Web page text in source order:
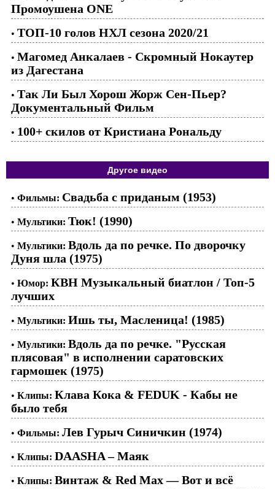
Промоушена ONE
• ТОП-10 голов НХЛ сезона 2020/21
• Магомед Анкалаев - Скромный Нокаутер
из Дагестана
• Так Ли Был Хорош Жорж Сен-Пьер?
Документальный Фильм
• 100+ скилов от Кристиана Рональду
Другое видео
• Фильмы: Свадьба с приданым (1953)
• Мультики: Тюк! (1990)
• Мультики: Вдоль да по речке. По дворочку
Дуня шла (1975)
• Юмор: КВН Музыкальный биатлон / Топ-5
лучших
• Мультики: Ишь ты, Масленица! (1985)
• Мультики: Вдоль да по речке. "Русская
плясовая" в исполнении саратовских
гармошек (1975)
• Клипы: Клава Кока & FEDUK - Кабы не
было тебя
• Фильмы: Лев Гурыч Синичкин (1974)
• Клипы: DAASHA – Маяк
• Клипы: Винтаж & Red Max — Вот и всё